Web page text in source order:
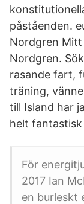
påståenden.
Nordgren Mitt
Nordgren.
rasande fart,
träning,
till Island har
helt fantastisk
För
2017 Ian
en burleskt